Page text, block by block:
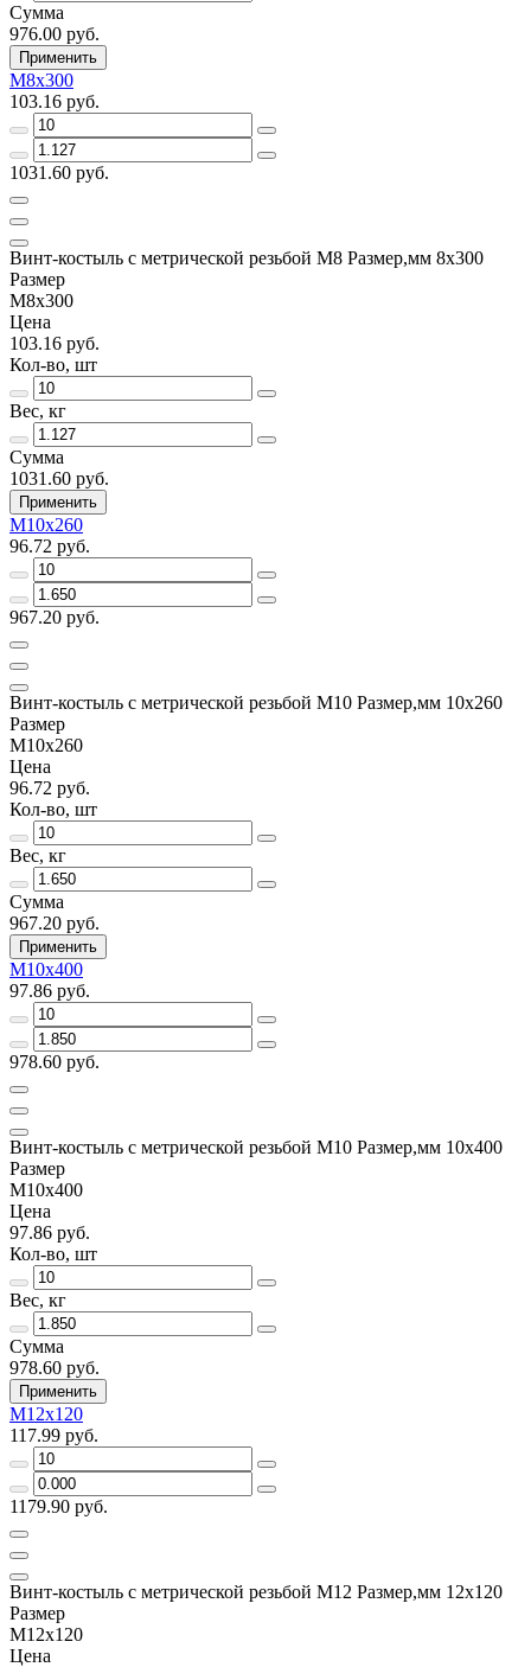
Сумма
976.00 руб.
Применить
М8х300
103.16 руб.
1031.60 руб.
Винт-костыль с метрической резьбой М8 Размер,мм 8х300
Размер
М8х300
Цена
103.16 руб.
Кол-во, шт
Вес, кг
Сумма
1031.60 руб.
Применить
М10х260
96.72 руб.
967.20 руб.
Винт-костыль с метрической резьбой М10 Размер,мм 10х260
Размер
М10х260
Цена
96.72 руб.
Кол-во, шт
Вес, кг
Сумма
967.20 руб.
Применить
М10х400
97.86 руб.
978.60 руб.
Винт-костыль с метрической резьбой М10 Размер,мм 10х400
Размер
М10х400
Цена
97.86 руб.
Кол-во, шт
Вес, кг
Сумма
978.60 руб.
Применить
М12х120
117.99 руб.
1179.90 руб.
Винт-костыль с метрической резьбой М12 Размер,мм 12х120
Размер
М12х120
Цена